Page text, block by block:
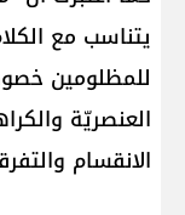
يتناسب مع
للمظلومين
العنصريّة
الانقسام